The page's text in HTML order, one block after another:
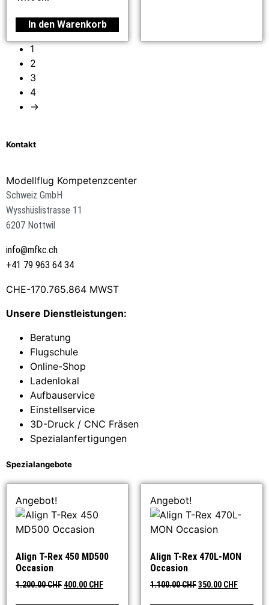
In den Warenkorb
1
2
3
4
→
Kontakt
Modellflug Kompetenzcenter
Schweiz GmbH
Wysshüslistrasse 11
6207 Nottwil
info@mfkc.ch
+41 79 963 64 34
CHE-170.765.864 MWST
Unsere Dienstleistungen:
Beratung
Flugschule
Online-Shop
Ladenlokal
Aufbauservice
Einstellservice
3D-Druck / CNC Fräsen
Spezialanfertigungen
Spezialangebote
Angebot!
Align T-Rex 450 MD500
Occasion
1.200.00CHF 400.00 CHF
Angebot!
Align T-Rex 470L-MON
Occasion
1.100.00CHF350.00 CHF